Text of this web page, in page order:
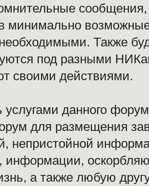
минимально
Также
под разными
своими действиями.
услугами данного
для размещения
непристойной
информации,
а также любую